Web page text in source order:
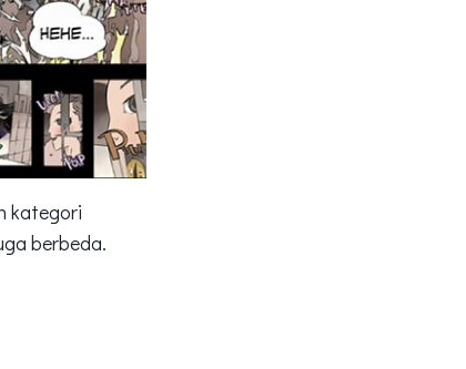
kategori
berbeda.